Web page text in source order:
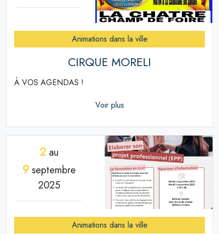
Animations dans la ville
CIRQUE MORELI
À VOS AGENDAS !
Voir plus
2 au
9 septembre
2025
Animations dans la ville